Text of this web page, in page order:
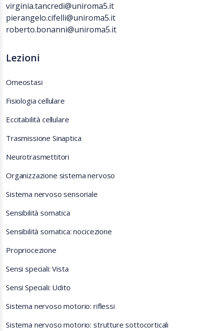
virginia.tancredi@uniroma5.it
pierangelo.cifelli@uniroma5.it
roberto.bonanni@uniroma5.it
Lezioni
Omeostasi
Fisiologia cellulare
Eccitabilità cellulare
Trasmissione Sinaptica
Neurotrasmettitori
Organizzazione sistema nervoso
Sistema nervoso sensoriale
Sensibilità somatica
Sensibilità somatica: nocicezione
Propriocezione
Sensi speciali: Vista
Sensi Speciali: Udito
Sistema nervoso motorio: riflessi
Sistema nervoso motorio: strutture sottocorticali